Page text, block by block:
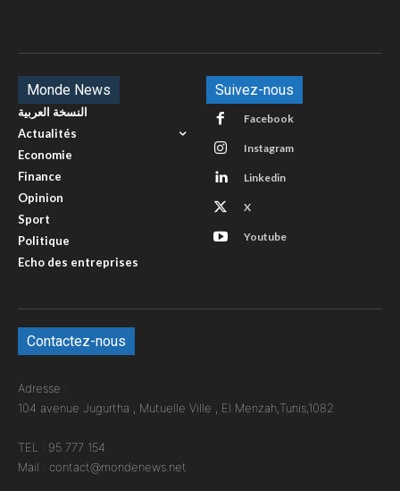
Monde News
النسخة العربية
Actualités
Economie
Finance
Opinion
Sport
Politique
Echo des entreprises
Suivez-nous
Facebook
Instagram
Linkedin
X
Youtube
Contactez-nous
Adresse :
104 avenue Jugurtha , Mutuelle Ville , El Menzah,Tunis,1082
TEL : 95 777 154
Mail : contact@mondenews.net